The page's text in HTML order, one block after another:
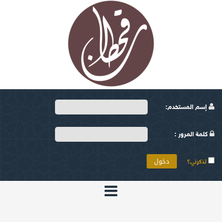
إسم المستخدم:
كلمة المرور :
تذكرني؟